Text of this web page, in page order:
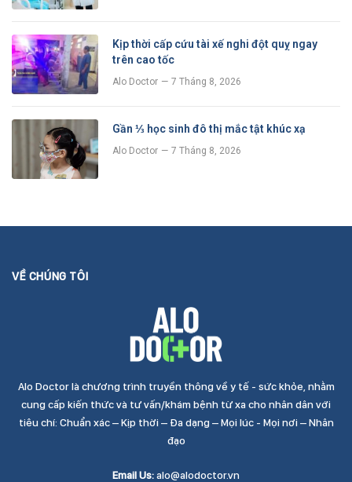
Kịp thời cấp cứu tài xế nghi đột quỵ ngay
trên cao tốc
Alo Doctor 7 Tháng 8, 2026
Gần ⅓ học sinh đô thị mắc tật khúc xạ
Alo Doctor 7 Tháng 8, 2026
VỀ CHÚNG TÔI
Alo Doctor là chương trình truyền thông về y tế - sức khỏe, nhằm
cung cấp kiến thức và tư vấn/khám bệnh từ xa cho nhân dân với
tiêu chí: Chuẩn xác – Kịp thời – Đa dạng – Mọi lúc - Mọi nơi – Nhân
đạo
Email Us:alo@alodoctor.vn